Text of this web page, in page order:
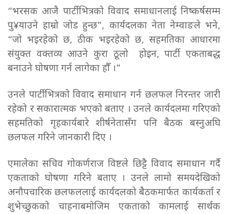
“भरसक आजै पार्टीभित्रको विवाद समाधानलाई निष्कर्षसम्म
पु¥याउने हाम्रो जोड हुन्छ”, कार्यदलका नेता नेम्वाङले भने,
“जो भइरहेको छ, ठीक भइरहेको छ, सहमतिका आधारमा
संयुक्त वक्तव्य आउने कुरा ठूलो होइन, पार्टी एकताबद्ध
बनाउने घोषणा गर्न लागेका हौँ ।”
उनले पार्टीभित्रको विवाद समाधान गर्न छलफल निरन्तर जारी
रहेको र सकारात्मक भएको बताए । उनले कार्यदलमा गरिएको
सहमतिको गृहकार्यबारे शीर्षनेतासँग पनि बैठक बस्नुअघि
छलफल गरिने जानकारी दिए ।
एमालेका सचिव गोकर्णराज विष्टले छिट्टै विवाद समाधान गर्दै
एकताको घोषणा गरिने बताए । उनले लामो समयदेखिको
अनौपचारिक छलफललाई कार्यदलको बैठकमार्फत कार्यकर्ता र
शुभेच्छुकको चाहनाबमोजिम एकताको कामलाई सार्थक